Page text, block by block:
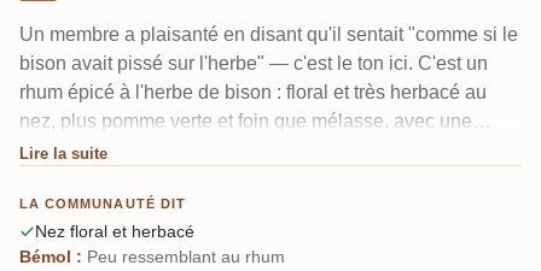
Un membre a plaisanté en disant qu'il sentait "comme si le
bison avait pissé sur l'herbe" — c'est le ton ici. C'est un
rhum épicé à l'herbe de bison : floral et très herbacé au
nez, plus pomme verte et foin que mélasse, avec une
bouche douce et sucrée et une finale courte et herbacée.
rhum. Si Żubrówka te dit quelque chose, tu sais à quoi
t'attendre.
Lire la suite
LA COMMUNAUTÉ DIT
Nez floral et herbacé
Bémol : Peu ressemblant au rhum